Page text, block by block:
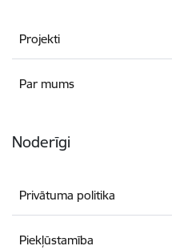
Projekti
Par mums
Noderīgi
Privātuma politika
Piekļūstamība